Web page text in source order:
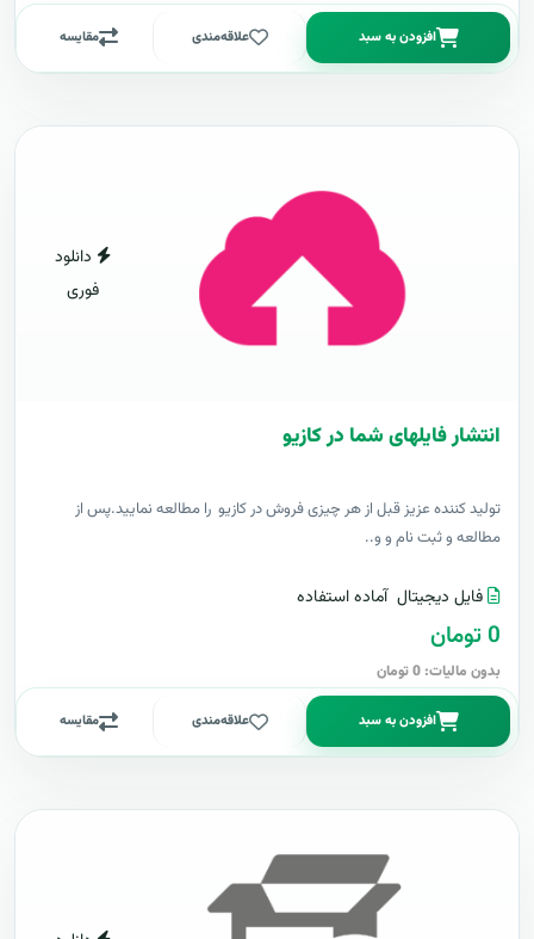
افزودن به سبد علاقه‌مندی مقایسه
دانلود
فوری
انتشار فایلهای شما در کازیو
توليد کننده عزيز قبل از هر چیزی فروش در کازیو را مطالعه نمایید.پس از
مطالعه و ثبت نام و و..
فایل دیجیتال آماده استفاده
0 تومان
بدون مالیات: 0 تومان
افزودن به سبد علاقه‌مندی مقایسه